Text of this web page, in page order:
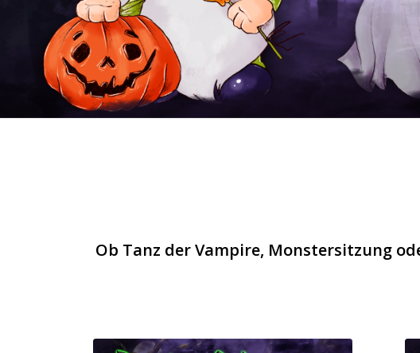
Ob Tanz der Vampire, Monstersitzung